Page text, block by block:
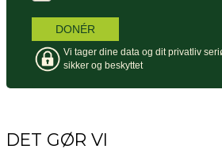
DET GØR VI